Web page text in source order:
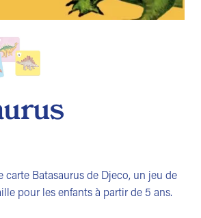
carte Batasaurus de Djeco, un jeu de
pour les enfants à partir de 5 ans.